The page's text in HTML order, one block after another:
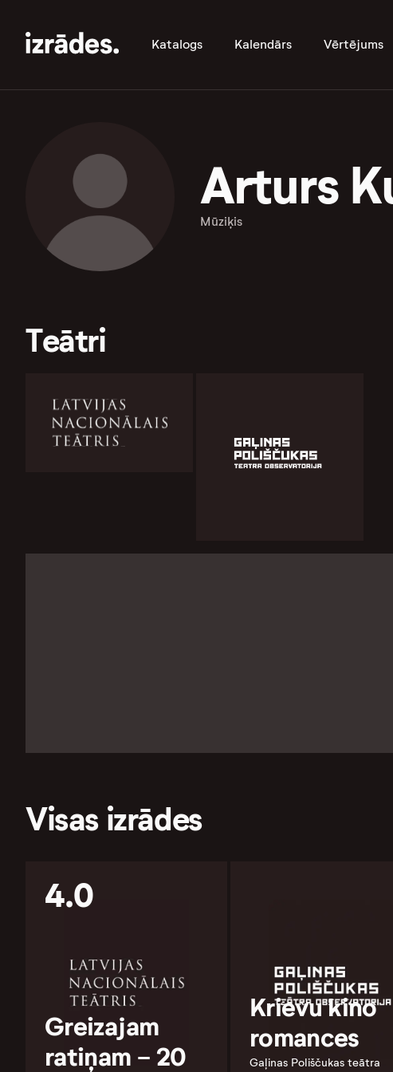
Katalogs Kalendārs Vērtējums
Arturs
Mūziķis
Teātri
Visas izrādes
4.0
Greizajam
ratiņam - 20
Krievu kino
romances
Gaļinas Poliščukas teātra